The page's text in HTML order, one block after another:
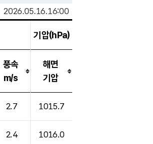
2026.05.16.16:00
기압(hPa)
풍속
m/s
해면
기압
2.7 1015.7
2.4 1016.0